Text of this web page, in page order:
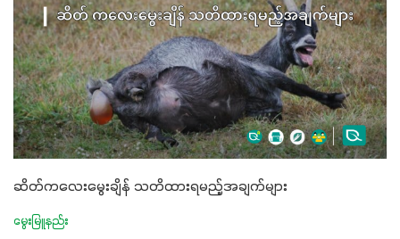
ဆိတ်ကလေးမွေးချိန် သတိထားရမည့်အချက်များ
မွေးမြူနည်း